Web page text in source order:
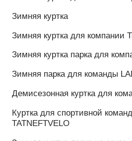
Рюкзак на заказ для компании
Рюкзак на заказ для клуба дзюдо
Фирменный рюкзак для компании
Рюкзак на заказ для компании
город Казань
Рюкзаки: